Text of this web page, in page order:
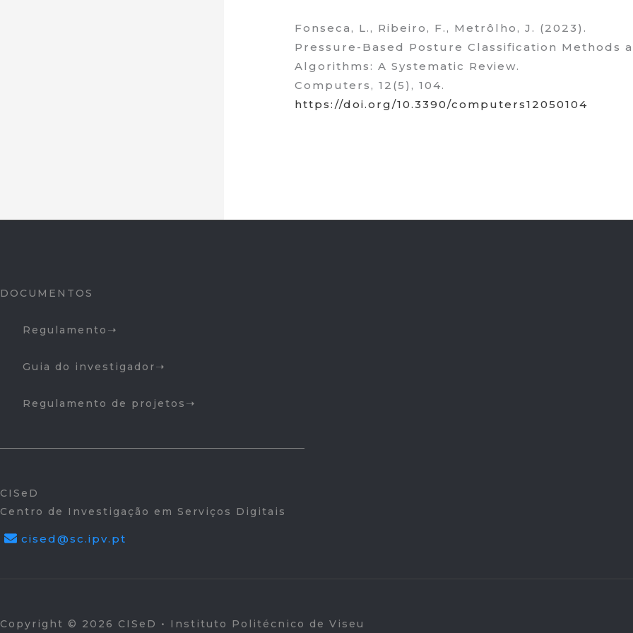
Fonseca, L., Ribeiro, F., Metrôlho, J. (2023).
Pressure-Based Posture Classification Methods
Algorithms: A Systematic Review.
Computers, 12(5), 104.
https://doi.org/10.3390/computers12050104
DOCUMENTOS
Regulamento
Guia do investigador
Regulamento de projetos
CISeD
Centro de Investigação em Serviços Digitais
cised@sc.ipv.pt
Copyright © 2026 CISeD • Instituto Politécnico de Viseu